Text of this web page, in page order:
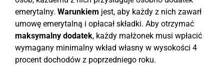
emerytalny. Warunkiem jest, aby każdy z nich zawarł
umowę emerytalną i opłacał składki. Aby otrzymać
maksymalny dodatek, każdy małżonek musi wpłacić
wymagany minimalny wkład własny w wysokości 4
procent dochodów z poprzedniego roku.